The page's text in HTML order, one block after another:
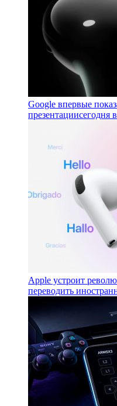
Google впервые
презентациисегодня
Apple устроит
переводить